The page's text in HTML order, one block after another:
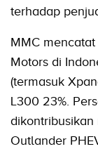
terhadap
MMC
Motors di
(termasuk
L300 23%.
dikontribusikan
Outlander